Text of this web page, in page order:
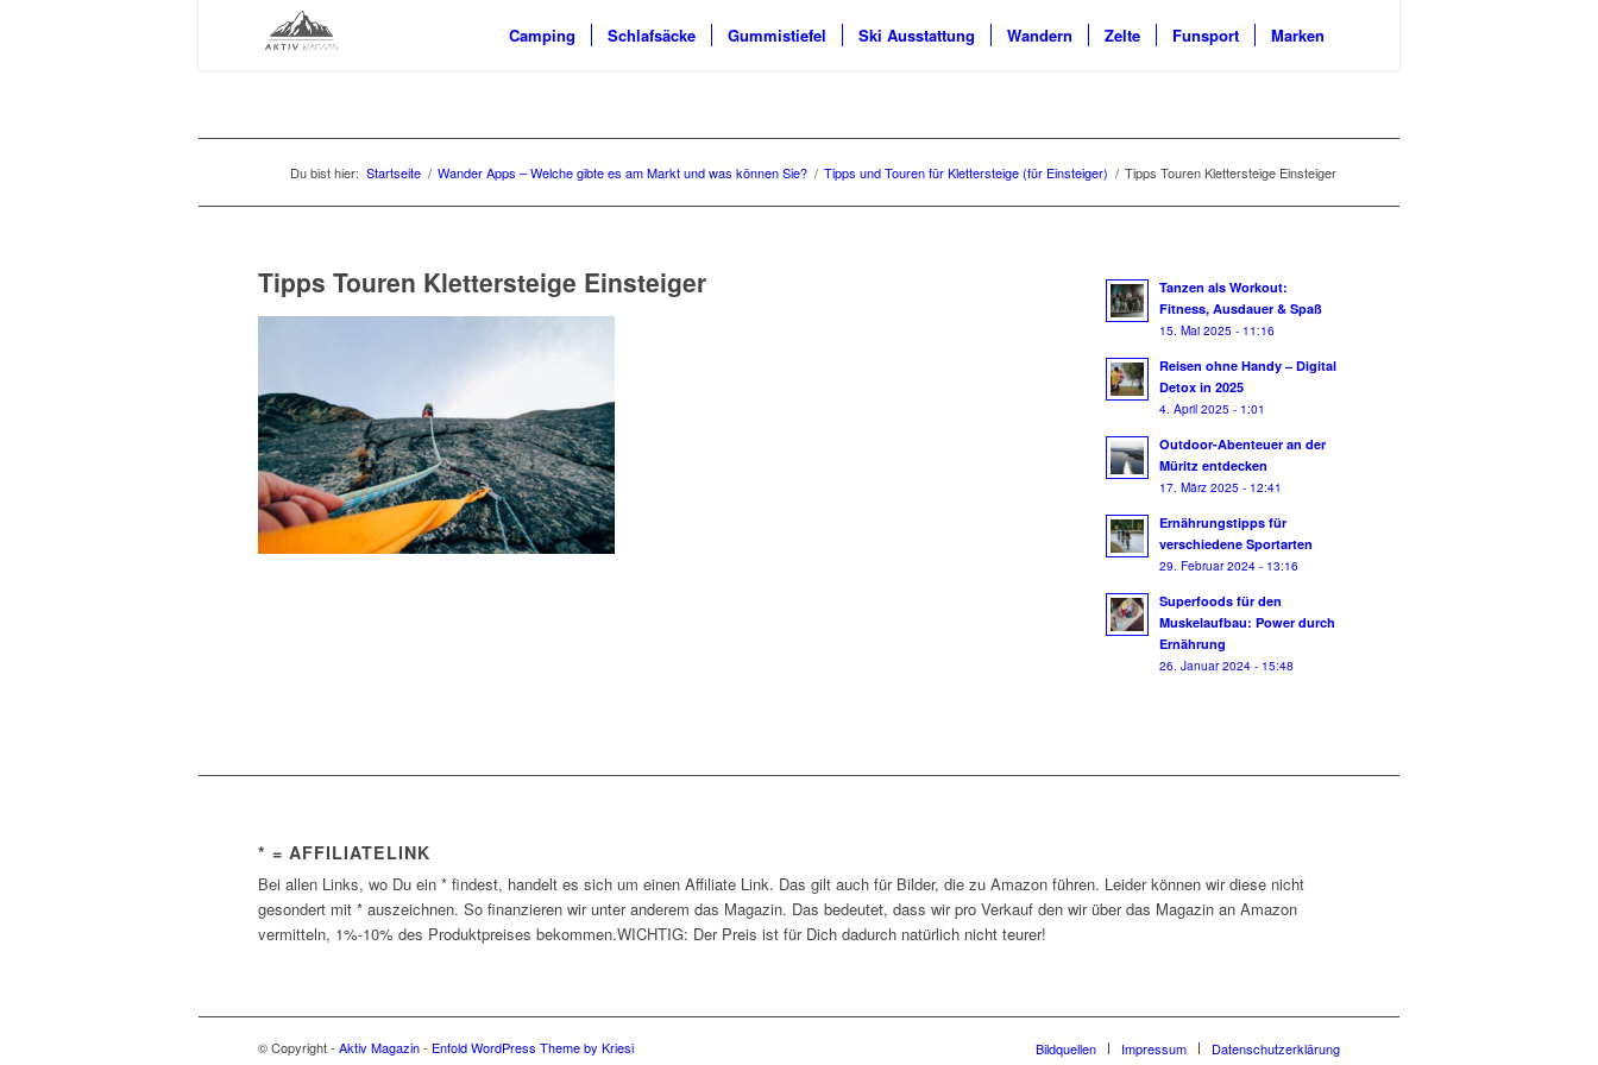
Camping Schlafsäcke Gummistiefel Ski Ausstattung Wandern Zelte Funsport Marken
Du bist hier: Startseite / Wander Apps – Welche gibte es am Markt und was können Sie? / Tipps und Touren für Klettersteige (für Einsteiger) / Tipps Touren Klettersteige Einsteiger
Tipps Touren Klettersteige Einsteiger
Tanzen als Workout:
Fitness, Ausdauer & Spaß
15. Mai 2025 - 11:16
Reisen ohne Handy – Digital
Detox in 2025
4. April 2025 - 1:01
Outdoor-Abenteuer an der
Müritz entdecken
17. März 2025 - 12:41
Ernährungstipps für
verschiedene Sportarten
29. Februar 2024 - 13:16
Superfoods für den
Muskelaufbau: Power durch
Ernährung
26. Januar 2024 - 15:48
* = AFFILIATELINK
Bei allen Links, wo Du ein * findest, handelt es sich um einen Affiliate Link. Das gilt auch für Bilder, die zu Amazon führen. Leider können wir diese nicht
gesondert mit * auszeichnen. So finanzieren wir unter anderem das Magazin. Das bedeutet, dass wir pro Verkauf den wir über das Magazin an Amazon
vermitteln, 1%-10% des Produktpreises bekommen.WICHTIG: Der Preis ist für Dich dadurch natürlich nicht teurer!
© Copyright - Aktiv Magazin- Enfold WordPress Theme by Kriesi Bildquellen Impressum Datenschutzerklärung